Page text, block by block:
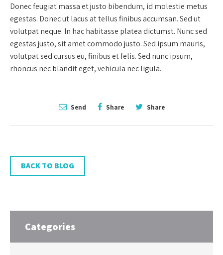
Donec feugiat massa et justo bibendum, id molestie metus
egestas. Donec ut lacus at tellus finibus accumsan. Sed ut
volutpat neque. In hac habitasse platea dictumst. Nunc sed
egestas justo, sit amet commodo justo. Sed ipsum mauris,
volutpat sed cursus eu, finibus et felis. Sed nunc ipsum,
rhoncus nec blandit eget, vehicula nec ligula.
Send Share Share
BACK TO BLOG
Categories